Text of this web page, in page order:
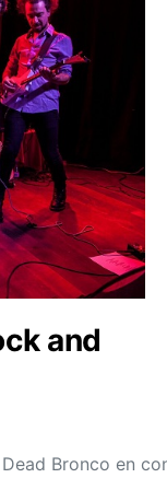
and
Bronco en